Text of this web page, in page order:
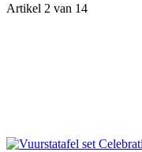
Artikel 2 van 14